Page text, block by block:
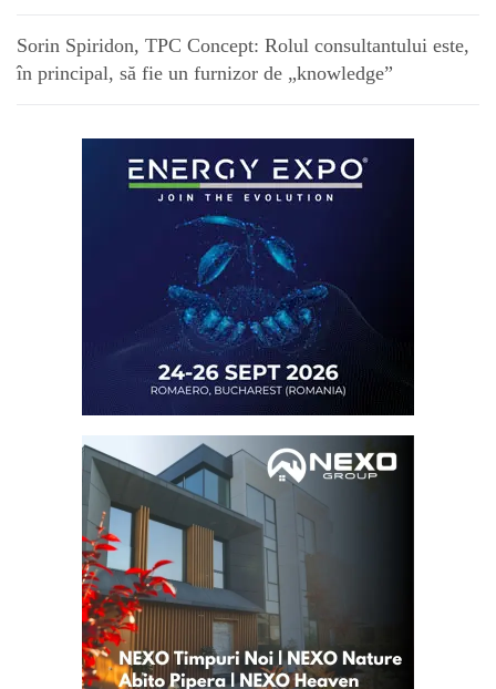
Sorin Spiridon, TPC Concept: Rolul consultantului este,
în principal, să fie un furnizor de „knowledge”